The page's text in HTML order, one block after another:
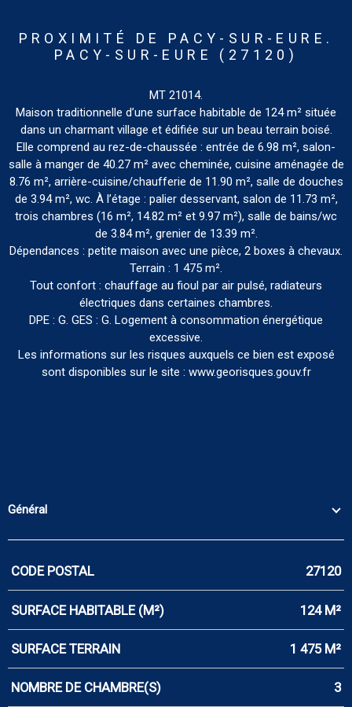
PROXIMITÉ DE PACY-SUR-EURE.
PACY-SUR-EURE (27120)
MT 21014.
Maison traditionnelle d’une surface habitable de 124 m² située
dans un charmant village et édifiée sur un beau terrain boisé.
Elle comprend au rez-de-chaussée : entrée de 6.98 m², salon-
salle à manger de 40.27 m² avec cheminée, cuisine aménagée de
8.76 m², arrière-cuisine/chaufferie de 11.90 m², salle de douches
de 3.94 m², wc. À l’étage : palier desservant, salon de 11.73 m²,
trois chambres (16 m², 14.82 m² et 9.97 m²), salle de bains/wc
de 3.84 m², grenier de 13.39 m².
Dépendances : petite maison avec une pièce, 2 boxes à chevaux.
Terrain : 1 475 m².
Tout confort : chauffage au fioul par air pulsé, radiateurs
électriques dans certaines chambres.
DPE : G. GES : G. Logement à consommation énergétique
excessive.
Les informations sur les risques auxquels ce bien est exposé
sont disponibles sur le site : www.georisques.gouv.fr
Général
Caractérisque Valeurs
CODE POSTAL 27120
SURFACE HABITABLE (M²) 124 M²
SURFACE TERRAIN 1 475 M²
NOMBRE DE CHAMBRE(S) 3